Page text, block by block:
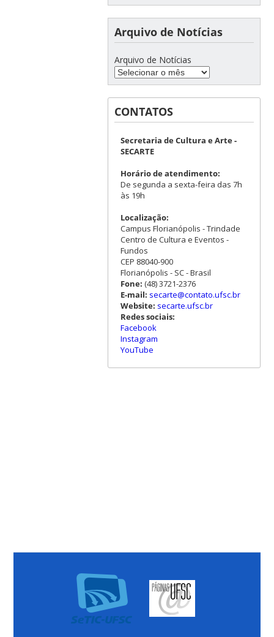
Arquivo de Notícias
Arquivo de Notícias
CONTATOS
Secretaria de Cultura e Arte -
SECARTE
Horário de atendimento:
De segunda a sexta-feira das 7h
às 19h
Localização:
Campus Florianópolis - Trindade
Centro de Cultura e Eventos -
Fundos
CEP 88040-900
Florianópolis - SC - Brasil
Fone: (48) 3721-2376
E-mail: secarte@contato.ufsc.br
Website: secarte.ufsc.br
Redes sociais:
Facebook
Instagram
YouTube